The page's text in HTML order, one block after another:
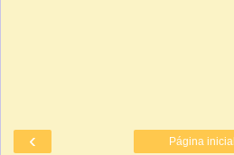
‹ Página inicial